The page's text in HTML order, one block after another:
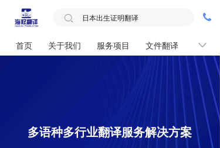
首页 关于我们 服务项目 文件翻译 联系我
多语种多行业翻译服务解决方案